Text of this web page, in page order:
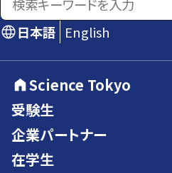
日本語 English
Science Tokyo
受験生
企業パートナー
在学生